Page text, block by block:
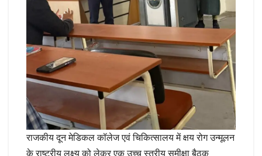
राजकीय दून मेडिकल कॉलेज एवं चिकित्सालय में क्षय रोग उन्मूलन
के राष्ट्रीय लक्ष्य को लेकर एक उच्च स्तरीय समीक्षा बैठक